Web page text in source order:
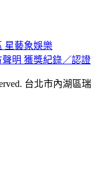
星藝象娛樂
聲明 獲獎紀錄／認證
台北市內湖區瑞